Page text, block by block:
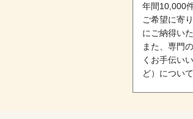
年間10,000
ご希望に寄
にご納得い
また、専門
くお手伝い
ど）につい